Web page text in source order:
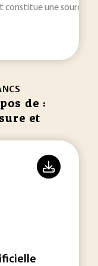
constitue une source
de :
et